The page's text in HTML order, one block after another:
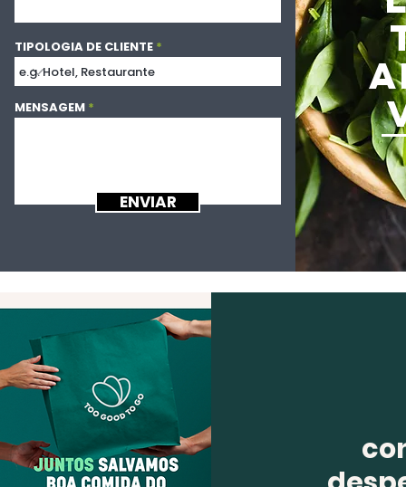
TIPOLOGIA DE CLIENTE
MENSAGEM
ENVIAR